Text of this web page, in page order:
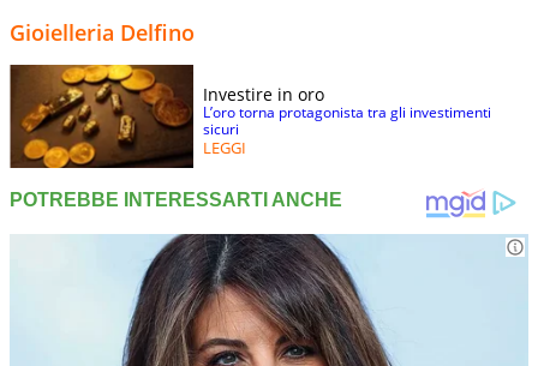
Gioielleria Delfino
Investire in oro
L’oro torna protagonista tra gli investimenti
sicuri
LEGGI